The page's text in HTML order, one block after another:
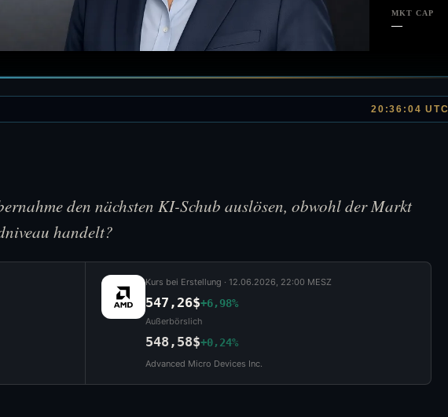
MKT CAP
—
20:36:04 UTC
den nächsten KI-Schub auslösen, obwohl der Markt
handelt?
Kurs bei Erstellung · 12.06.2026, 22:00 MESZ
547,26$+6,98%
Außerbörslich
548,58$+0,24%
Advanced Micro Devices Inc.